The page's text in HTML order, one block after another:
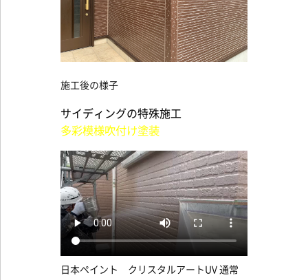
施工後の様子
サイディングの特殊施工
多彩模様吹付け塗装
日本ペイント クリスタルアートUV 通常